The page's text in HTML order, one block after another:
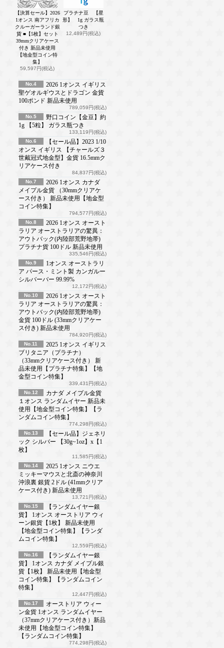
【決算セール】2026
1オンス 南アフリカ
クルーガーランド銀
貨 ■【5枚】セット
39mmクリアケース
付き 新品未使用
【地金型コイン特
集】
59,597円(税込)
プラチナ豆 【星
形】 1g ガラス瓶
つき
12,489円(税込)
No.4
2026 1オンス イギリス
聖ゲオルギウスとドラゴン 金貨
100ポンド 新品未使用
789,059円(税込)
No.5
野口コイン【金豆】約
1g 【5粒】 ガラス瓶つき
133,119円(税込)
No.6
【セール品】2023 1/10
オンス イギリス 【チャールズ３
世戴冠式地金型】金貨 16.5mmク
リアケース付き
84,837円(税込)
No.7
2026 1オンス カナダ
メイプル金貨 （30mmクリアケ
ース付き） 新品未使用【地金型
コイン特集】
794,577円(税込)
No.8
2026 1オンス オースト
ラリア オーストラリアの驚異：
アウトバック(内陸部荒野地帯)
プラチナ貨 100ドル 新品未使用
335,546円(税込)
No.9
1オンス オーストラリ
ア パース・ミント製 カンガルー
シルバーバー 99.99%
12,172円(税込)
No.10
2026 1オンス オースト
ラリア オーストラリアの驚異：
アウトバック(内陸部荒野地帯)
金貨 100ドル (33mmクリアケー
ス付き) 新品未使用
784,920円(税込)
No.11
2025 1オンス イギリス
ブリタニア（プラチナ）
（33mmクリアケース付き） 新
品未使用【プラチナ特集】【地
金型コイン特集】
339,431円(税込)
No.12
カナダ メイプル金貨
１オンス ランダムイヤー 新品未
使用【地金型コイン特集】【ラ
ンダムコイン特集】
774,298円(税込)
No.13
【セール品】ジェネリ
ック シルバー 【30g~1oz】x【1
枚】
11,585円(税込)
No.14
2025 1オンス ニウエ
ミッキーマウスと北斎の神奈川
沖浪裏 銀貨 2ドル (41mmクリア
ケース付き) 新品未使用
13,721円(税込)
No.15
【ランダムイヤー銀
貨】 1オンス オーストリア ウィ
ーン銀貨【1枚】 新品未使用
【地金型コイン特集】【ランダ
ムコイン特集】
12,559円(税込)
No.16
【ランダムイヤー銀
貨】 1オンス カナダ メイプル銀
貨【1枚】 新品未使用【地金型
コイン特集】【ランダムコイン
特集】
12,447円(税込)
No.17
オーストリア ウィー
ン金貨 1オンス ランダムイヤー
（37mmクリアケース付き）新品
未使用【地金型コイン特集】
【ランダムコイン特集】
774,298円(税込)